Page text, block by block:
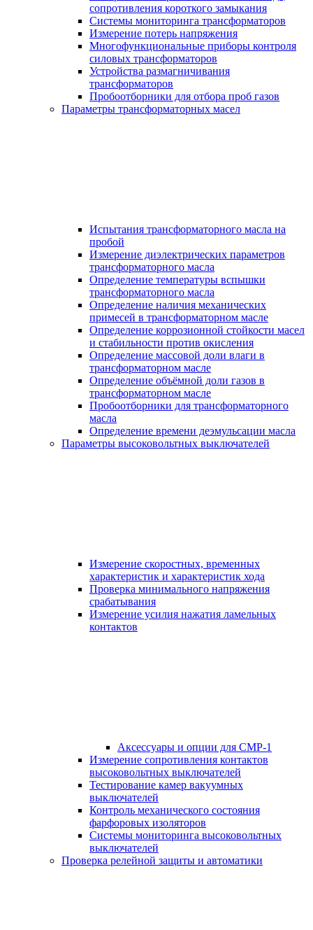
сопротивления короткого замыкания
Системы мониторинга трансформаторов
Измерение потерь напряжения
Многофункциональные приборы контроля
силовых трансформаторов
Устройства размагничивания
трансформаторов
Пробоотборники для отбора проб газов
Параметры трансформаторных масел
Испытания трансформаторного масла на
пробой
Измерение диэлектрических параметров
трансформаторного масла
Определение температуры вспышки
трансформаторного масла
Определение наличия механических
примесей в трансформаторном масле
Определение коррозионной стойкости масел
и стабильности против окисления
Определение массовой доли влаги в
трансформаторном масле
Определение объёмной доли газов в
трансформаторном масле
Пробоотборники для трансформаторного
масла
Определение времени деэмульсации масла
Параметры высоковольтных выключателей
Измерение скоростных, временных
характеристик и характеристик хода
Проверка минимального напряжения
срабатывания
Измерение усилия нажатия ламельных
контактов
Аксессуары и опции для СМР-1
Измерение сопротивления контактов
высоковольтных выключателей
Тестирование камер вакуумных
выключателей
Контроль механического состояния
фарфоровых изоляторов
Системы мониторинга высоковольтных
выключателей
Проверка релейной защиты и автоматики